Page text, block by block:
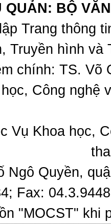
QUẢN: BỘ
Trang thông
Truyền hình
chính: TS.
Công nghệ
Vụ Khoa học,
Ngô Quyền,
Fax:
"MOCST" khi